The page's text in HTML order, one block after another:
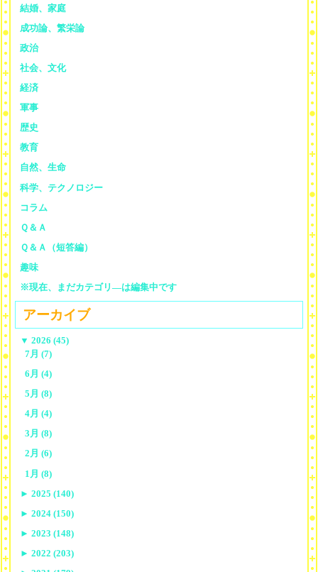
結婚、家庭
成功論、繁栄論
政治
社会、文化
経済
軍事
歴史
教育
自然、生命
科学、テクノロジー
コラム
Ｑ＆Ａ
Ｑ＆Ａ（短答編）
趣味
※現在、まだカテゴリ—は編集中です
アーカイブ
▼ 2026 (45)
7月 (7)
6月 (4)
5月 (8)
4月 (4)
3月 (8)
2月 (6)
1月 (8)
► 2025 (140)
► 2024 (150)
► 2023 (148)
► 2022 (203)